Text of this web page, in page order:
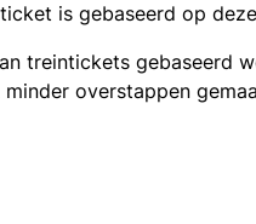
is gebaseerd op
treintickets gebaseerd
overstappen